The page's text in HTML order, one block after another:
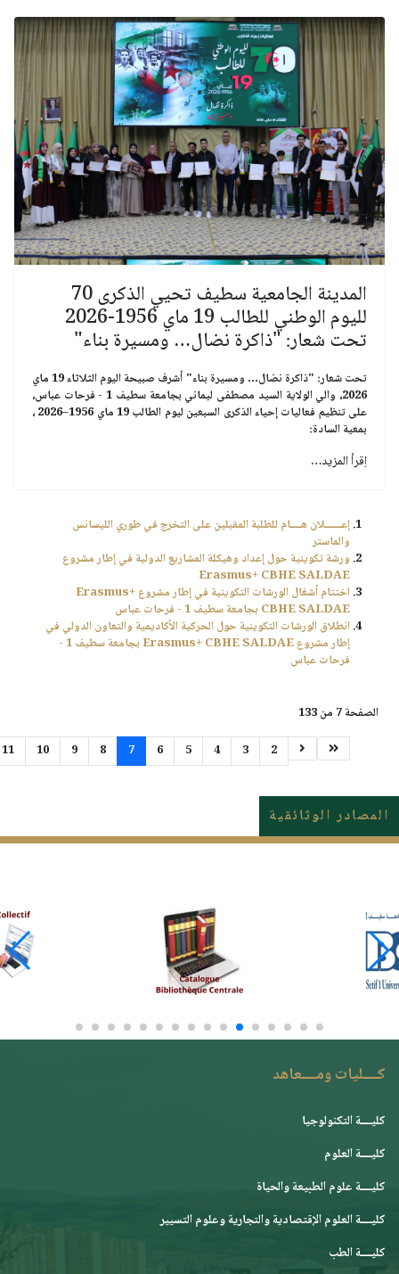
المدينة الجامعية سطيف تحيي الذكرى 70
لليوم الوطني للطالب 19 ماي 1956-2026
تحت شعار: "ذاكرة نضال… ومسيرة بناء"
تحت شعار: "ذاكرة نضال… ومسيرة بناء" أشرف صبيحة اليوم
الثلاثاء 19 ماي
2026،
والي الولاية السيد مصطفى ليماني بجامعة سطيف 1 - فرحات عباس،
على تنظيم فعاليات إحياء الذكرى السبعين ليوم الطالب 19 ماي 1956–2026
،
بمعية السادة:
اِقرأ المزيد…
إعــــــلان هــــام للطلبة المقبلين على التخرج في طوري الليسانس
والماستر
ورشة تكوينية حول إعداد وهيكلة المشاريع الدولية في إطار مشروع
Erasmus+ CBHE SALDAE
اختتام أشغال الورشات التكوينية في إطار مشروع Erasmus+
CBHE SALDAE بجامعة سطيف 1 - فرحات عباس
انطلاق الورشات التكوينية حول الحركية الأكاديمية والتعاون الدولي في
إطار مشروع Erasmus+ CBHE SALDAE بجامعة سطيف 1 -
فرحات عباس
الصفحة 7 من 133
2
3
4
5
6
7
8
9
10
11
المصادر الوثائقية
كــــليات ومــــعاهد
كليــــة التكنولوجيا
كليــــة العلوم
كليــــة علوم الطبيعة والحياة
كليــــة العلوم الإقتصادية والتجارية وعلوم التسيير
كليــــة الطب